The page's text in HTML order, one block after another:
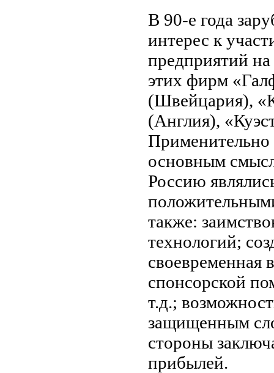
В 90-е года
интерес к
предприятий
этих фирм
(Швейцария),
(Англия),
Применительно
основным
Россию
также:
технологий;
своевременная
спонсорской
т.д.;
защищенным
стороны
прибылей.